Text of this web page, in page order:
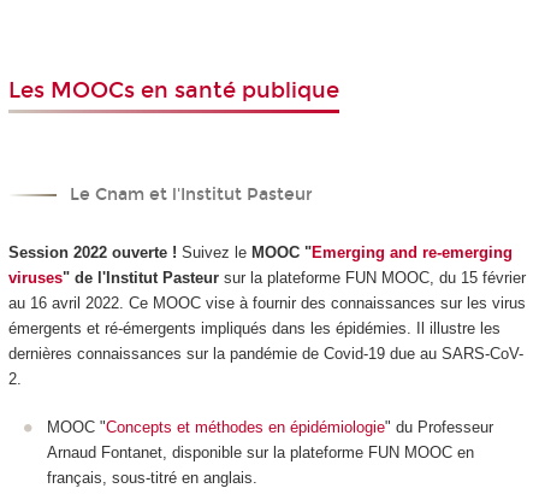
Les MOOCs en santé publique
Le Cnam et l'Institut Pasteur
Session 2022 ouverte ! Suivez le MOOC "Emerging and re-emerging
viruses" de l'Institut Pasteursur la plateforme FUN MOOC, du 15 février
au 16 avril 2022. Ce MOOC vise à fournir des connaissances sur les virus
émergents et ré-émergents impliqués dans les épidémies. Il illustre les
dernières connaissances sur la pandémie de Covid-19 due au SARS-CoV-
2.
MOOC "Concepts et méthodes en épidémiologie" du Professeur
Arnaud Fontanet, disponible sur la plateforme FUN MOOC en
français, sous-titré en anglais.